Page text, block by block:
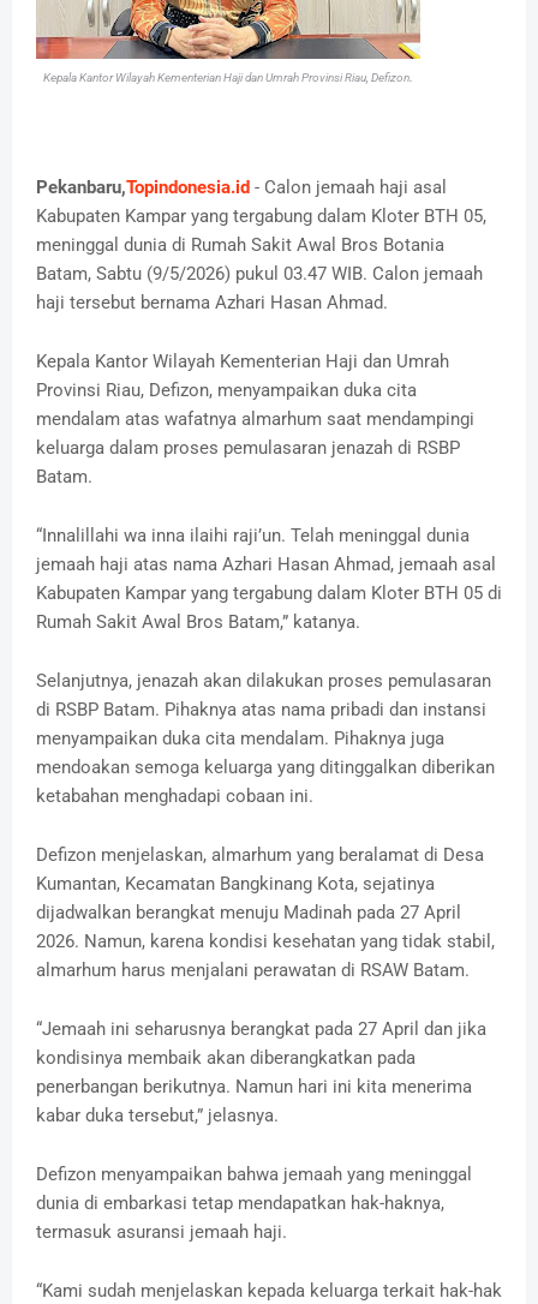
Kepala Kantor Wilayah Kementerian Haji dan Umrah Provinsi Riau, Defizon.
Pekanbaru,Topindonesia.id - Calon jemaah haji asal
Kabupaten Kampar yang tergabung dalam Kloter BTH 05,
meninggal dunia di Rumah Sakit Awal Bros Botania
Batam, Sabtu (9/5/2026) pukul 03.47 WIB. Calon jemaah
haji tersebut bernama Azhari Hasan Ahmad.
Kepala Kantor Wilayah Kementerian Haji dan Umrah
Provinsi Riau, Defizon, menyampaikan duka cita
mendalam atas wafatnya almarhum saat mendampingi
keluarga dalam proses pemulasaran jenazah di RSBP
Batam.
“Innalillahi wa inna ilaihi raji’un. Telah meninggal dunia
jemaah haji atas nama Azhari Hasan Ahmad, jemaah asal
Kabupaten Kampar yang tergabung dalam Kloter BTH 05 di
Rumah Sakit Awal Bros Batam,” katanya.
Selanjutnya, jenazah akan dilakukan proses pemulasaran
di RSBP Batam. Pihaknya atas nama pribadi dan instansi
menyampaikan duka cita mendalam. Pihaknya juga
mendoakan semoga keluarga yang ditinggalkan diberikan
ketabahan menghadapi cobaan ini.
Defizon menjelaskan, almarhum yang beralamat di Desa
Kumantan, Kecamatan Bangkinang Kota, sejatinya
dijadwalkan berangkat menuju Madinah pada 27 April
2026. Namun, karena kondisi kesehatan yang tidak stabil,
almarhum harus menjalani perawatan di RSAW Batam.
“Jemaah ini seharusnya berangkat pada 27 April dan jika
kondisinya membaik akan diberangkatkan pada
penerbangan berikutnya. Namun hari ini kita menerima
kabar duka tersebut,” jelasnya.
Defizon menyampaikan bahwa jemaah yang meninggal
dunia di embarkasi tetap mendapatkan hak-haknya,
termasuk asuransi jemaah haji.
“Kami sudah menjelaskan kepada keluarga terkait hak-hak